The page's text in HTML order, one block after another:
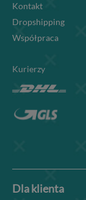
Kontakt
Dropshipping
Współpraca
Kurierzy
Dla klienta